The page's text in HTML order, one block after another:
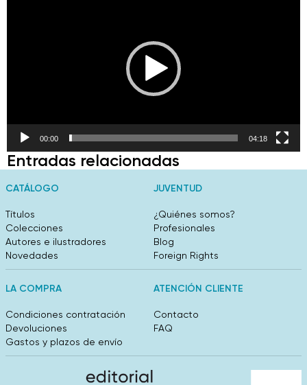
00:00 04:18
Entradas relacionadas
CATÁLOGO
Títulos
Colecciones
Autores e ilustradores
Novedades
JUVENTUD
¿Quiénes somos?
Profesionales
Blog
Foreign Rights
LA COMPRA
Condiciones contratación
Devoluciones
Gastos y plazos de envío
ATENCIÓN CLIENTE
Contacto
FAQ